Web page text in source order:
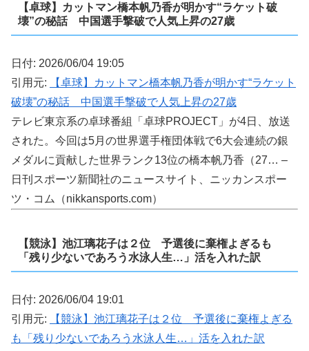
【卓球】カットマン橋本帆乃香が明かす“ラケット破
壊”の秘話 中国選手撃破で人気上昇の27歳
日付: 2026/06/04 19:05
引用元:
【卓球】カットマン橋本帆乃香が明かす“ラケット
破壊”の秘話 中国選手撃破で人気上昇の27歳
テレビ東京系の卓球番組「卓球PROJECT」が4日、放送
された。今回は5月の世界選手権団体戦で6大会連続の銀
メダルに貢献した世界ランク13位の橋本帆乃香（27… –
日刊スポーツ新聞社のニュースサイト、ニッカンスポー
ツ・コム（nikkansports.com）
【競泳】池江璃花子は２位 予選後に棄権よぎるも
「残り少ないであろう水泳人生…」活を入れた訳
日付: 2026/06/04 19:01
引用元:
【競泳】池江璃花子は２位 予選後に棄権よぎる
も「残り少ないであろう水泳人生…」活を入れた訳